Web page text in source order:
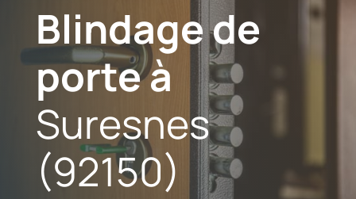
Blindage de
porte à
Suresnes
(92150)